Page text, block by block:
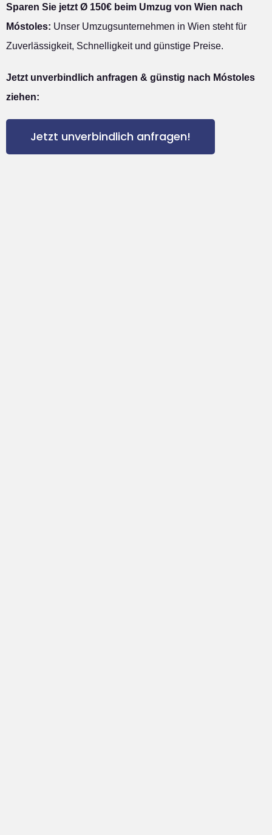
Sparen Sie jetzt Ø 150€ beim Umzug von Wien nach
Móstoles: Unser Umzugsunternehmen in Wien steht für
Zuverlässigkeit, Schnelligkeit und günstige Preise.
Jetzt unverbindlich anfragen & günstig nach Móstoles
ziehen:
Jetzt unverbindlich anfragen!